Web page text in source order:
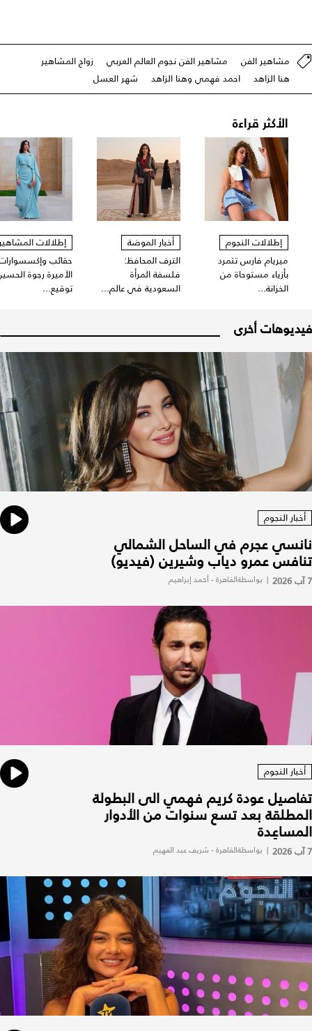
مشاهير الفن مشاهير الفن نجوم العالم العربي
زواج المشاهير
هنا الزاهد
احمد فهمي وهنا الزاهد شهر العسل
الأكثر قراءة
إطلالات النجوم
ميريام فارس تتمرد
بأزياء مستوحاة من
الخزانة...
أخبار الموضة
الترف المحافظ:
فلسفة المرأة
السعودية في عالم...
إطلالات
حقائب
الأميرة رجوة
توقيع...
فيديوهات أخرى
أخبار النجوم
نانسي عجرم في الساحل الشمالي
تنافس عمرو دياب وشيرين (فيديو)
7 آب 2026 | بواسطةالقاهرة - أحمد إبراهيم
أخبار النجوم
تفاصيل عودة كريم فهمي الى البطولة
المطلقة بعد تسع سنوات من الأدوار
المساعِدة
7 آب 2026 | بواسطةالقاهرة - شريف عبد الفهيم